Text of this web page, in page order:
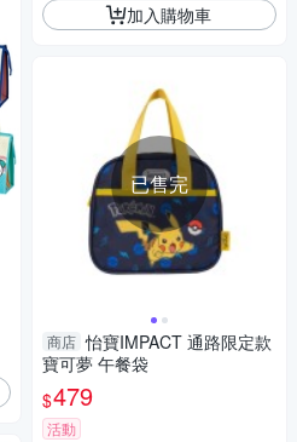
加入購物車
已售完
商店 怡寶IMPACT 通路限定款
寶可夢 午餐袋
$479
活動